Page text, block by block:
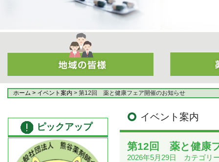
ホーム > イベント案内 > 第12回 薬と健康フェア開催のお知らせ
イベント案内
第12回 薬と健康
2026年5月29日 カテゴリ
ピックアップ